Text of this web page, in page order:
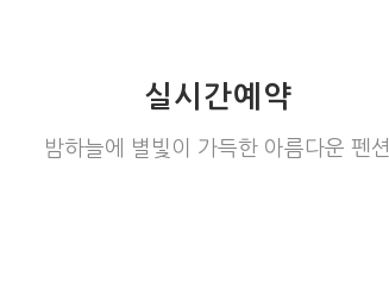
실시간예약
밤하늘에 별빛이 가득한 아름다운 펜션